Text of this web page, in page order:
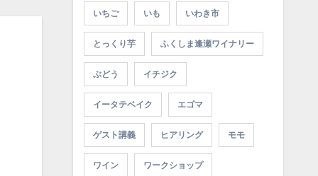
いちご いも いわき市
とっくり芋 ふくしま逢瀬ワイナリー
ぶどう イチジク
イータテベイク エゴマ
ゲスト講義 ヒアリング モモ
ワイン ワークショップ